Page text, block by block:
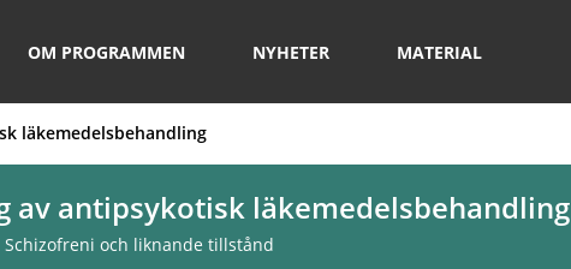
OM PROGRAMMEN NYHETER MATERIAL
läkemedelsbehandling
av antipsykotisk läkemedelsbehandling
Schizofreni och liknande tillstånd